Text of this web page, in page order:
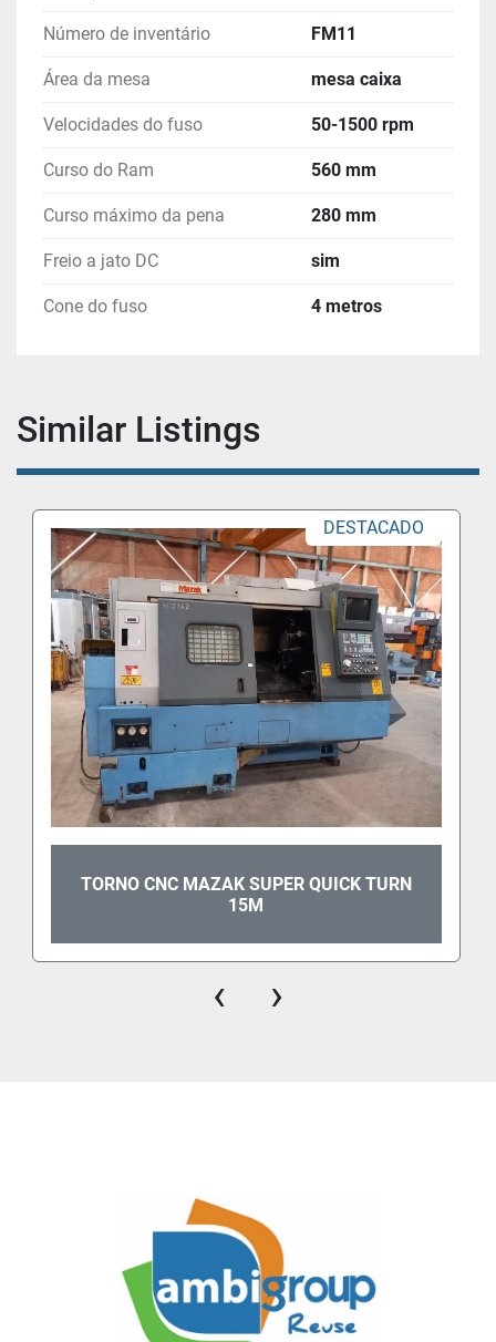
Número de inventário FM11
Área da mesa mesa caixa
Velocidades do fuso 50-1500 rpm
Curso do Ram 560 mm
Curso máximo da pena 280 mm
Freio a jato DC sim
Cone do fuso 4 metros
Similar Listings
DESTACADO
TORNO CNC MAZAK SUPER QUICK TURN
15M
‹ ›